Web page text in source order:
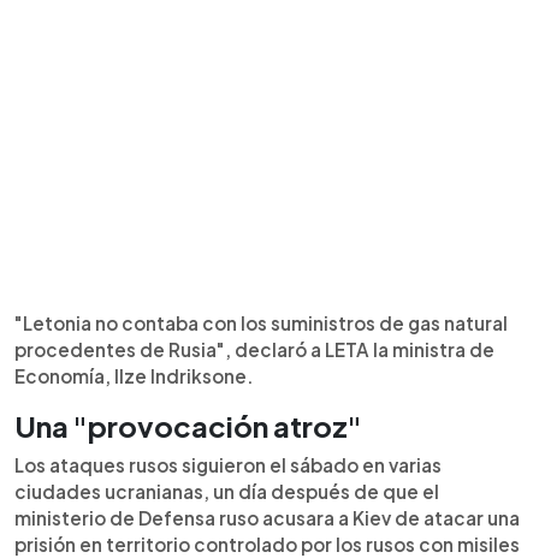
"Letonia no contaba con los suministros de gas natural
procedentes de Rusia", declaró a LETA la ministra de
Economía, Ilze Indriksone.
Una "provocación atroz"
Los ataques rusos siguieron el sábado en varias
ciudades ucranianas, un día después de que el
ministerio de Defensa ruso acusara a Kiev de atacar una
prisión en territorio controlado por los rusos con misiles